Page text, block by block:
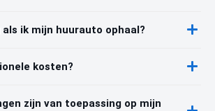
ik mijn huurauto ophaal?
kosten?
zijn van toepassing op mijn